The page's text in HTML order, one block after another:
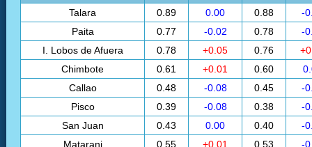
Talara
0.89 0.00 0.88
-
Paita
0.77 -0.02 0.78
-
I. Lobos de Afuera
0.78 +0.05 0.76
Chimbote
0.61 +0.01 0.60
Callao
0.48 -0.08 0.45
-
Pisco
0.39 -0.08 0.38
-
San Juan
0.43 0.00 0.40
-
Matarani
0.55 +0.01 0.53 -